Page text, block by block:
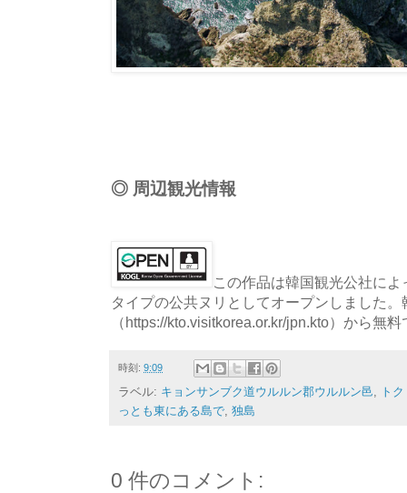
◎ 周辺観光情報
この作品は韓国観光公社に
タイプの公共ヌリとしてオープンしました。
（https://kto.visitkorea.or.kr/jpn.kto）から無
時刻: 9:09
ラベル: キョンサンブク道ウルルン郡ウルルン邑
ト
っとも東にある島で 独島
0 件のコメント: